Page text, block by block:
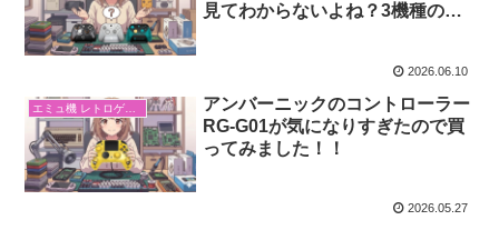
見てわからないよね？3機種の決
2026.06.10
エミュ機 レトロゲーム
アンバーニックのコントローラー
RG-G01が気になりすぎたので買
ってみました！！
2026.05.27